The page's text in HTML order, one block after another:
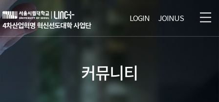
본문 바로가기
LOGIN JOINUS
커뮤니티